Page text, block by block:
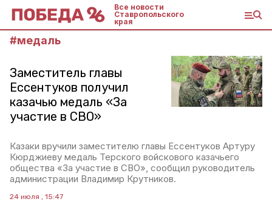
Все новости
Ставропольского
края
#медаль
Заместитель главы
Ессентуков получил
казачью медаль «За
участие в СВО»
Казаки вручили заместителю главы Ессентуков Артуру
Кюрджиеву медаль Терского войскового казачьего
общества «За участие в СВО», сообщил руководитель
администрации Владимир Крутников.
24 июля , 15:47